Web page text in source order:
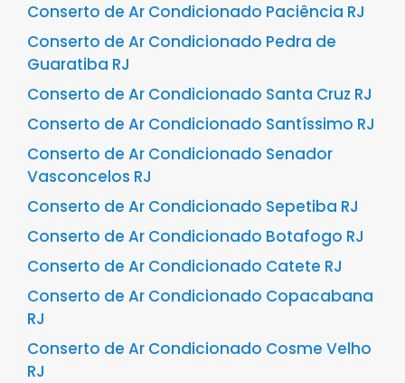
Conserto de Ar Condicionado Paciência RJ
Conserto de Ar Condicionado Pedra de
Guaratiba RJ
Conserto de Ar Condicionado Santa Cruz RJ
Conserto de Ar Condicionado Santíssimo RJ
Conserto de Ar Condicionado Senador
Vasconcelos RJ
Conserto de Ar Condicionado Sepetiba RJ
Conserto de Ar Condicionado Botafogo RJ
Conserto de Ar Condicionado Catete RJ
Conserto de Ar Condicionado Copacabana
RJ
Conserto de Ar Condicionado Cosme Velho
RJ